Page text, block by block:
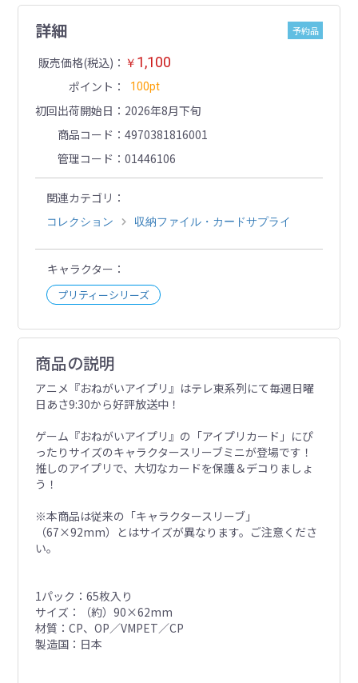
詳細 予約品
販売価格(税込) ￥ 1,100
ポイント 100pt
初回出荷開始日
2026年8月下旬
商品コード
4970381816001
管理コード
01446106
関連カテゴリ
コレクション 収納ファイル・カードサプライ
キャラクター
プリティーシリーズ
商品の説明
アニメ『おねがいアイプリ』はテレ東系列にて毎週日曜
日あさ9:30から好評放送中！
ゲーム『おねがいアイプリ』の「アイプリカード」にぴ
ったりサイズのキャラクタースリーブミニが登場です！
推しのアイプリで、大切なカードを保護＆デコりましょ
う！
※本商品は従来の「キャラクタースリーブ」
（67×92mm）とはサイズが異なります。ご注意くださ
い。
1パック：65枚入り
サイズ：（約）90×62mm
材質：CP、OP／VMPET／CP
製造国：日本